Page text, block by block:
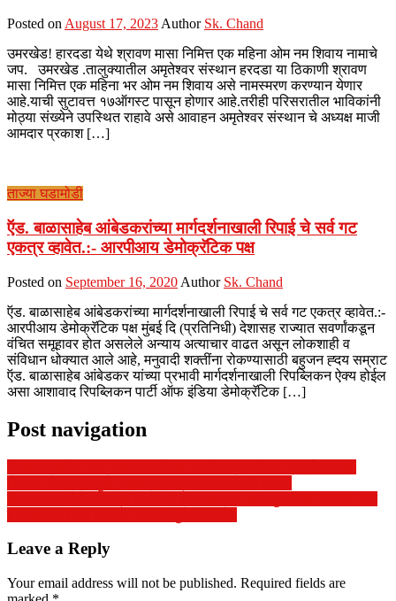
Posted onAugust 17, 2023Author Sk. Chand
उमरखेड! हारदडा येथे श्रावण मासा निमित्त एक महिना ओम नम शिवाय नामाचे
जप. उमरखेड .तालुक्यातील अमृतेश्वर संस्थान हरदडा या ठिकाणी श्रावण
मासा निमित्त एक महिना भर ओम नम शिवाय असे नामस्मरण करण्यान येणार
आहे.याची सुटावत्त १७ऑगस्ट पासून होणार आहे.तरीही परिसरातील भाविकांनी
मोठ्या संख्येने उपस्थित राहावे असे आवाहन अमृतेश्वर संस्थान चे अध्यक्ष माजी
आमदार प्रकाश […]
ताज्या घडामोडी
ऍड. बाळासाहेब आंबेडकरांच्या मार्गदर्शनाखाली रिपाई चे सर्व गट
एकत्र व्हावेत.:- आरपीआय डेमोक्रॅटिक पक्ष
Posted on September 16, 2020 Author Sk. Chand
ऍड. बाळासाहेब आंबेडकरांच्या मार्गदर्शनाखाली रिपाई चे सर्व गट एकत्र व्हावेत.:-
आरपीआय डेमोक्रॅटिक पक्ष मुंबई दि (प्रतिनिधी) देशासह राज्यात सवर्णांकडून
वंचित समूहावर होत असलेले अन्याय अत्याचार वाढत असून लोकशाही व
संविधान धोक्यात आले आहे, मनुवादी शक्तींना रोकण्यासाठी बहुजन ह्दय सम्राट
ऍड. बाळासाहेब आंबेडकर यांच्या प्रभावी मार्गदर्शनाखाली रिपब्लिकन ऐक्य होईल
असा आशावाद रिपब्लिकन पार्टी ऑफ इंडिया डेमोक्रॅटिक […]
Post navigation
Leave a Reply
Your email address will not be published. Required fields are